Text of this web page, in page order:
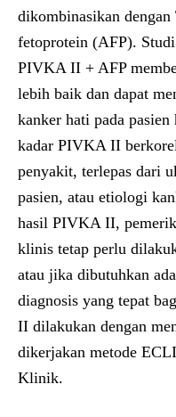
dikombinasikan
fetoprotein (AFP).
PIVKA II + AFP
lebih baik dan dapat
kanker hati pada
kadar PIVKA II
penyakit, terlepas dari
pasien, atau etiologi
hasil PIVKA II,
klinis tetap perlu
atau jika dibutuhkan
diagnosis yang tepat
II dilakukan dengan
dikerjakan metode
Klinik.